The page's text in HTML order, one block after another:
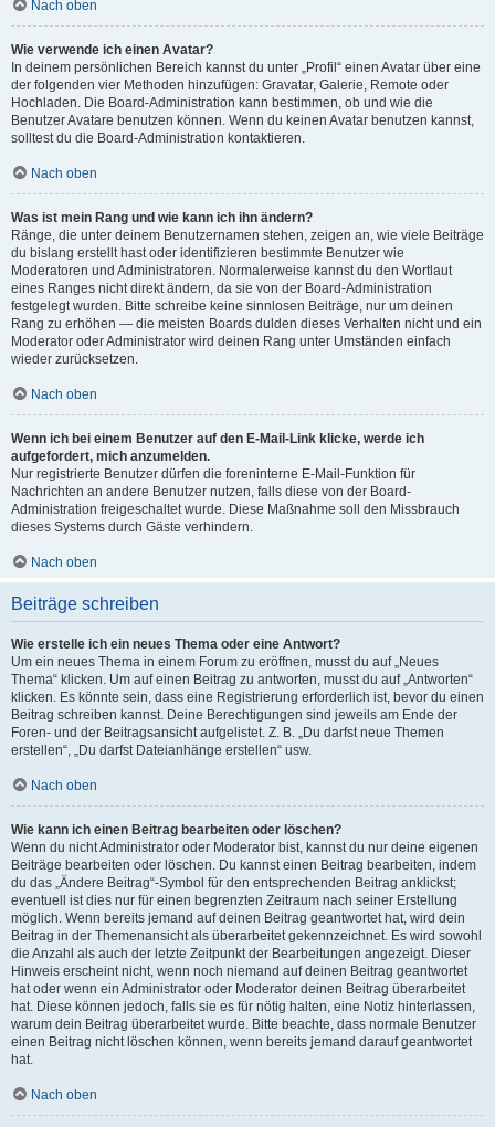
Nach oben
Wie verwende ich einen Avatar?
In deinem persönlichen Bereich kannst du unter „Profil“ einen Avatar über eine
der folgenden vier Methoden hinzufügen: Gravatar, Galerie, Remote oder
Hochladen. Die Board-Administration kann bestimmen, ob und wie die
Benutzer Avatare benutzen können. Wenn du keinen Avatar benutzen kannst,
solltest du die Board-Administration kontaktieren.
Nach oben
Was ist mein Rang und wie kann ich ihn ändern?
Ränge, die unter deinem Benutzernamen stehen, zeigen an, wie viele Beiträge
du bislang erstellt hast oder identifizieren bestimmte Benutzer wie
Moderatoren und Administratoren. Normalerweise kannst du den Wortlaut
eines Ranges nicht direkt ändern, da sie von der Board-Administration
festgelegt wurden. Bitte schreibe keine sinnlosen Beiträge, nur um deinen
Rang zu erhöhen — die meisten Boards dulden dieses Verhalten nicht und ein
Moderator oder Administrator wird deinen Rang unter Umständen einfach
wieder zurücksetzen.
Nach oben
Wenn ich bei einem Benutzer auf den E-Mail-Link klicke, werde ich
aufgefordert, mich anzumelden.
Nur registrierte Benutzer dürfen die foreninterne E-Mail-Funktion für
Nachrichten an andere Benutzer nutzen, falls diese von der Board-
Administration freigeschaltet wurde. Diese Maßnahme soll den Missbrauch
dieses Systems durch Gäste verhindern.
Nach oben
Beiträge schreiben
Wie erstelle ich ein neues Thema oder eine Antwort?
Um ein neues Thema in einem Forum zu eröffnen, musst du auf „Neues
Thema“ klicken. Um auf einen Beitrag zu antworten, musst du auf „Antworten“
klicken. Es könnte sein, dass eine Registrierung erforderlich ist, bevor du einen
Beitrag schreiben kannst. Deine Berechtigungen sind jeweils am Ende der
Foren- und der Beitragsansicht aufgelistet. Z. B. „Du darfst neue Themen
erstellen“, „Du darfst Dateianhänge erstellen“ usw.
Nach oben
Wie kann ich einen Beitrag bearbeiten oder löschen?
Wenn du nicht Administrator oder Moderator bist, kannst du nur deine eigenen
Beiträge bearbeiten oder löschen. Du kannst einen Beitrag bearbeiten, indem
du das „Ändere Beitrag“-Symbol für den entsprechenden Beitrag anklickst;
eventuell ist dies nur für einen begrenzten Zeitraum nach seiner Erstellung
möglich. Wenn bereits jemand auf deinen Beitrag geantwortet hat, wird dein
Beitrag in der Themenansicht als überarbeitet gekennzeichnet. Es wird sowohl
die Anzahl als auch der letzte Zeitpunkt der Bearbeitungen angezeigt. Dieser
Hinweis erscheint nicht, wenn noch niemand auf deinen Beitrag geantwortet
hat oder wenn ein Administrator oder Moderator deinen Beitrag überarbeitet
hat. Diese können jedoch, falls sie es für nötig halten, eine Notiz hinterlassen,
warum dein Beitrag überarbeitet wurde. Bitte beachte, dass normale Benutzer
einen Beitrag nicht löschen können, wenn bereits jemand darauf geantwortet
hat.
Nach oben